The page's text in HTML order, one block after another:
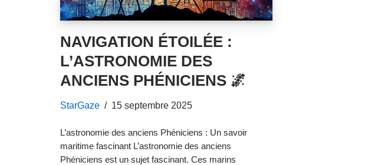
NAVIGATION ÉTOILÉE :
L’ASTRONOMIE DES
ANCIENS PHÉNICIENS 🌌
StarGaze 15 septembre 2025
L’astronomie des anciens Phéniciens : Un savoir
maritime fascinant L’astronomie des anciens
Phéniciens est un sujet fascinant. Ces marins